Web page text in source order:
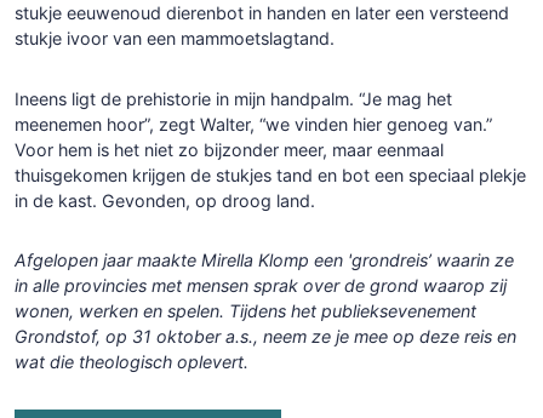
stukje eeuwenoud dierenbot in handen en later een versteend
stukje ivoor van een mammoetslagtand.
Ineens ligt de prehistorie in mijn handpalm. “Je mag het
meenemen hoor”, zegt Walter, “we vinden hier genoeg van.”
Voor hem is het niet zo bijzonder meer, maar eenmaal
thuisgekomen krijgen de stukjes tand en bot een speciaal plekje
in de kast. Gevonden, op droog land.
Afgelopen jaar maakte Mirella Klomp een 'grondreis’ waarin ze
in alle provincies met mensen sprak over de grond waarop zij
wonen, werken en spelen. Tijdens het publieksevenement
Grondstof, op 31 oktober a.s., neem ze je mee op deze reis en
wat die theologisch oplevert.